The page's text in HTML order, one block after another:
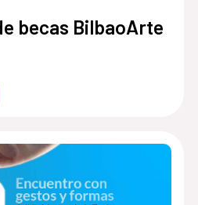
becas BilbaoArte